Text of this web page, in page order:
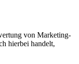
von Marketing-
hierbei handelt,